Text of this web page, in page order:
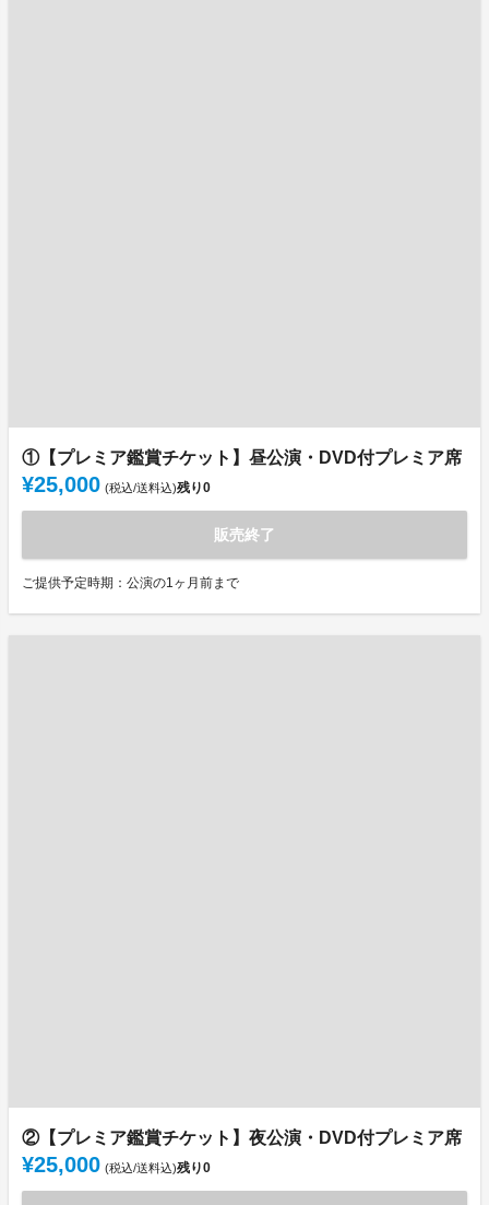
①【プレミア鑑賞チケット】昼公演・DVD付プレミア席
¥25,000 (税込/送料込)残り0
販売終了
ご提供予定時期：公演の1ヶ月前まで
②【プレミア鑑賞チケット】夜公演・DVD付プレミア席
¥25,000 (税込/送料込)残り0